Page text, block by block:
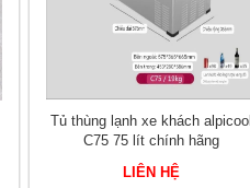
Tủ thùng lạnh xe khách alpicool
C75 75 lít chính hãng
LIÊN HỆ